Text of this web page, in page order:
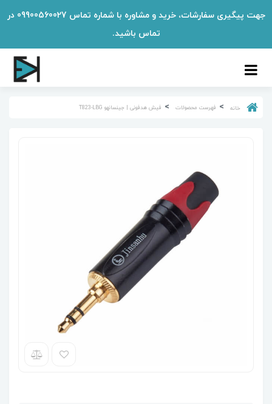
جهت پیگیری سفارشات، خرید و مشاوره با شماره تماس 09900560027 در
تماس باشید.
خانه فهرست محصولات فیش هدفونی | جینسانهو T823-LBG